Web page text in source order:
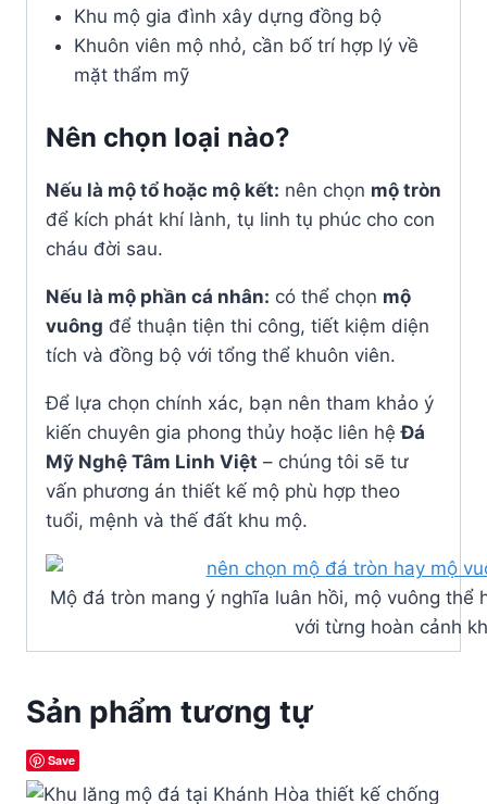
Khu mộ gia đình xây dựng đồng bộ
Khuôn viên mộ nhỏ, cần bố trí hợp lý về
mặt thẩm mỹ
Nên chọn loại nào?
Nếu là mộ tổ hoặc mộ kết: nên chọn mộ tròn
để kích phát khí lành, tụ linh tụ phúc cho con
cháu đời sau.
Nếu là mộ phần cá nhân: có thể chọn mộ
vuông để thuận tiện thi công, tiết kiệm diện
tích và đồng bộ với tổng thể khuôn viên.
Để lựa chọn chính xác, bạn nên tham khảo ý
kiến chuyên gia phong thủy hoặc liên hệĐá
Mỹ Nghệ Tâm Linh Việt – chúng tôi sẽ tư
vấn phương án thiết kế mộ phù hợp theo
tuổi, mệnh và thế đất khu mộ.
Mộ đá tròn mang ý nghĩa luân hồi, mộ vuông thể
với từng hoàn cảnh
Sản phẩm tương tự
Save